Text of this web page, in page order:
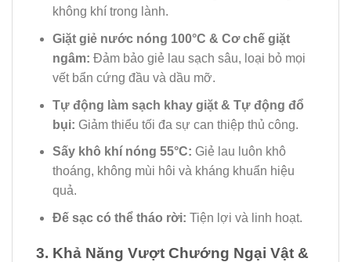
không khí trong lành.
Giặt giẻ nước nóng 100°C & Cơ chế giặt
ngâm: Đảm bảo giẻ lau sạch sâu, loại bỏ mọi
vết bẩn cứng đầu và dầu mỡ.
Tự động làm sạch khay giặt & Tự động đổ
bụi: Giảm thiểu tối đa sự can thiệp thủ công.
Sấy khô khí nóng 55°C: Giẻ lau luôn khô
thoáng, không mùi hôi và kháng khuẩn hiệu
quả.
Đế sạc có thể tháo rời: Tiện lợi và linh hoạt.
3. Khả Năng Vượt Chướng Ngại Vật &